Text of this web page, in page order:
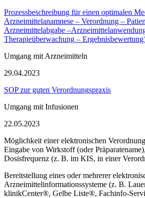
Prozessbeschreibung für einen optimalen
Arzneimittelanamnese – Verordnung –
Arzneimittelabgabe
Therapieüberwachung –
Umgang mit Arzneimitteln
29.04.2023
SOP zur guten Verordnungspraxis
Umgang mit Infusionen
22.05.2023
Möglichkeit einer elektronischen
Eingabe von Wirkstoff (oder
Dosisfrequenz (z. B. im KIS, in einer
Bereitstellung eines oder mehrerer
Arzneimittelinformationssysteme (z. B.
klinikCenter®, Gelbe Liste®, Fachinfo-